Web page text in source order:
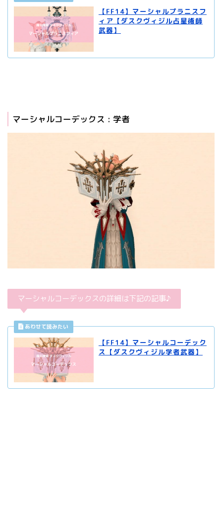
【FF14】マーシャルプラニスフ
ィア【ダスクヴィジル占星術師
武器】
マーシャルコーデックス : 学者
マーシャルコーデックスの詳細は下記の記事♪
【FF14】マーシャルコーデック
ス【ダスクヴィジル学者武器】